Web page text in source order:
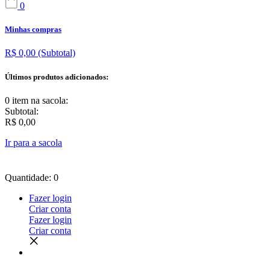
0
Minhas compras
R$ 0,00 (Subtotal)
Últimos produtos adicionados:
0 item na sacola:
Subtotal:
R$ 0,00
Ir para a sacola
Quantidade: 0
Fazer login
Criar conta
Fazer login
Criar conta